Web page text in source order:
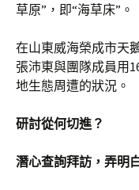
草原”，即“海草床”。
在山東威海榮成市天
張沛東與團隊成員用
地生態周遭的狀況。
研討從何切進？
潛心查詢拜訪，弄明